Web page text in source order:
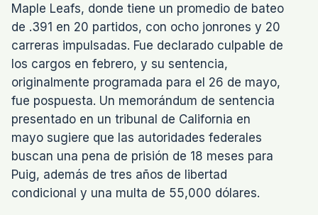
Maple Leafs, donde tiene un promedio de bateo
de .391 en 20 partidos, con ocho jonrones y 20
carreras impulsadas. Fue declarado culpable de
los cargos en febrero, y su sentencia,
originalmente programada para el 26 de mayo,
fue pospuesta. Un memorándum de sentencia
presentado en un tribunal de California en
mayo sugiere que las autoridades federales
buscan una pena de prisión de 18 meses para
Puig, además de tres años de libertad
condicional y una multa de 55,000 dólares.